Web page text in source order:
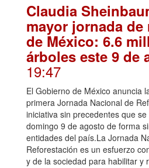
Claudia
mayor jornada
de México: 6.6
árboles este 9 de
19:47
El Gobierno de México anuncia
primera Jornada Nacional de
iniciativa sin precedentes que
domingo 9 de agosto de forma
entidades del país.La Jornada
Reforestación es un esfuerzo
y de la sociedad para habilitar y